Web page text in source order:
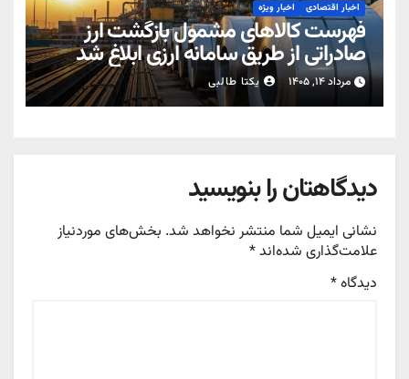
اخبار اقتصادی اخبار ویژه
فهرست کالاهای مشمول بازگشت ارز
صادراتی از طریق سامانه ارزی ابلاغ شد
مرداد ۱۴, ۱۴۰۵ یکتا طالبی
دیدگاهتان را بنویسید
نشانی ایمیل شما منتشر نخواهد شد. بخش‌های موردنیاز
علامت‌گذاری شده‌اند*
دیدگاه*